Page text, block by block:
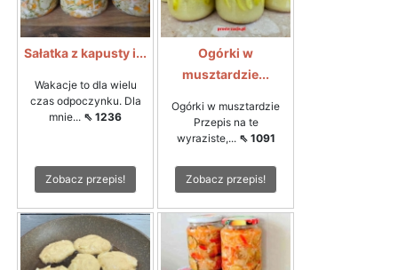
Sałatka z kapusty i...
Wakacje to dla wielu
czas odpoczynku. Dla
mnie... ⇖ 1236
Zobacz przepis!
Ogórki w
musztardzie...
Ogórki w musztardzie
Przepis na te
wyraziste,... ⇖ 1091
Zobacz przepis!